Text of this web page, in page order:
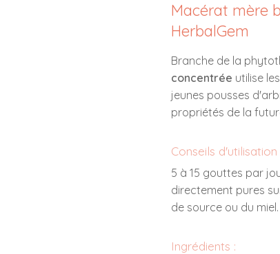
Macérat mère
HerbalGem
Branche de la
concentrée utilise
jeunes pousses
propriétés de la
Conseils d'utilisation
5 à 15 gouttes par
directement pures
de source ou du miel.
Ingrédients :